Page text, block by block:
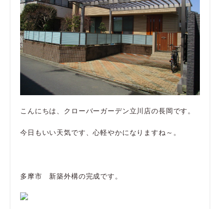
こんにちは、クローバーガーデン立川店の長岡です。
今日もいい天気です、心軽やかになりますね～。
多摩市 新築外構の完成です。